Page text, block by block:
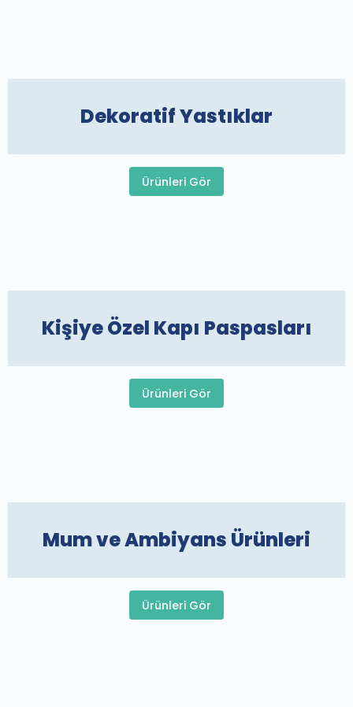
Dekoratif Yastıklar
Ürünleri Gör
Kişiye Özel Kapı Paspasları
Ürünleri Gör
Mum ve Ambiyans Ürünleri
Ürünleri Gör